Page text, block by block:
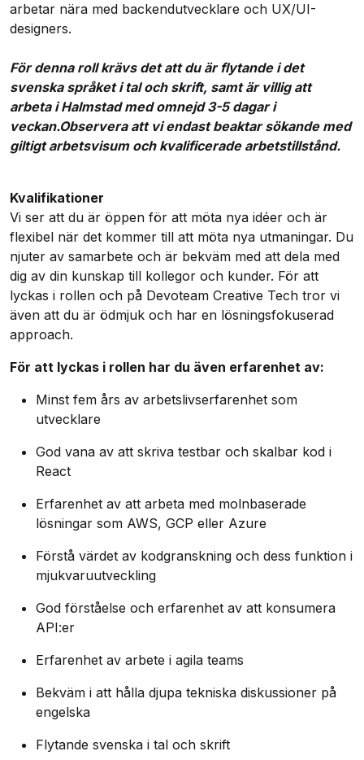
arbetar nära med backendutvecklare och UX/UI-
designers.
För denna roll krävs det att du är flytande i det
svenska språket i tal och skrift, samt är villig att
arbeta i Halmstad med omnejd 3-5 dagar i
veckan.Observera att vi endast beaktar sökande med
giltigt arbetsvisum och kvalificerade arbetstillstånd.
Kvalifikationer
Vi ser att du är öppen för att möta nya idéer och är
flexibel när det kommer till att möta nya utmaningar. Du
njuter av samarbete och är bekväm med att dela med
dig av din kunskap till kollegor och kunder. För att
lyckas i rollen och på Devoteam Creative Tech tror vi
även att du är ödmjuk och har en lösningsfokuserad
approach.
För att lyckas i rollen har du även erfarenhet av:
Minst fem års av arbetslivserfarenhet som
utvecklare
God vana av att skriva testbar och skalbar kod i
React
Erfarenhet av att arbeta med molnbaserade
lösningar som AWS, GCP eller Azure
Förstå värdet av kodgranskning och dess funktion i
mjukvaruutveckling
God förståelse och erfarenhet av att konsumera
API:er
Erfarenhet av arbete i agila teams
Bekväm i att hålla djupa tekniska diskussioner på
engelska
Flytande svenska i tal och skrift